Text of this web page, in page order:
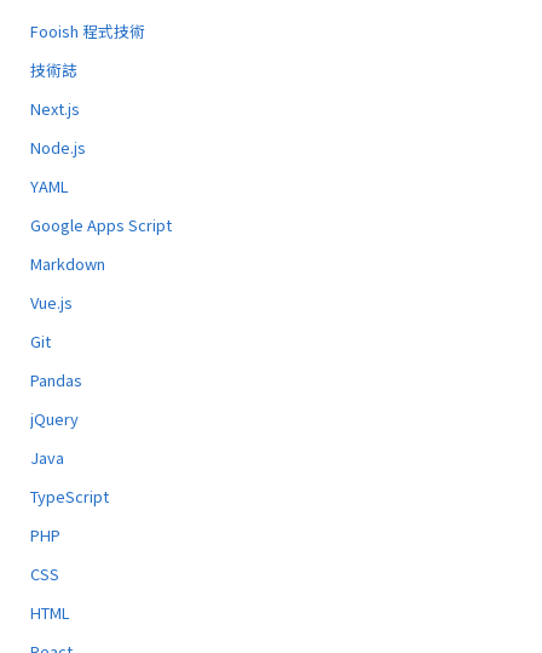
Fooish 程式技術
技術誌
Next.js
Node.js
YAML
Google Apps Script
Markdown
Vue.js
Git
Pandas
jQuery
Java
TypeScript
PHP
CSS
HTML